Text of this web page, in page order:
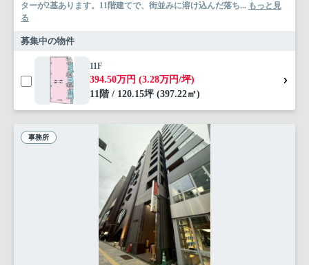
ターが2基あります。11階建てで、街並みに溶け込んだ落ち... もっと見
る
募集中の物件
11F
394.50万円 (3.28万円/坪)
11階 / 120.15坪 (397.22㎡)
事務所